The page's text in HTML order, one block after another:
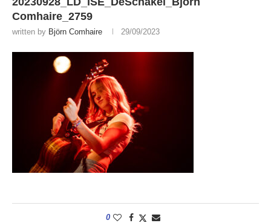
Comhaire_2759
written by Björn Comhaire 29/09/2023
0